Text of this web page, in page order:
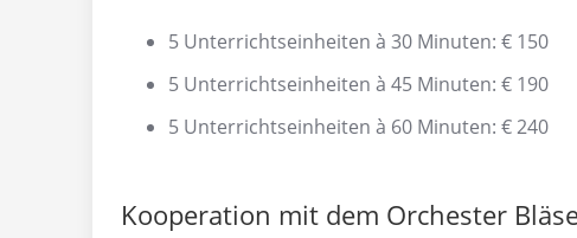
5 Unterrichtseinheiten à 30 Minuten: € 150
5 Unterrichtseinheiten à 45 Minuten: € 190
5 Unterrichtseinheiten à 60 Minuten: € 240
Kooperation mit dem Orchester